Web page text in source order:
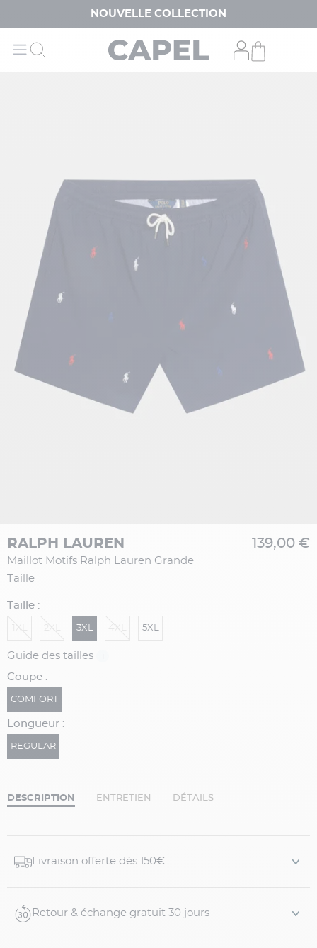
NOUVELLE COLLECTION
RALPH LAUREN
Maillot Motifs Ralph Lauren Grande
Taille
139,00 €
Taille :
3XL 5XL
Guide des tailles i
Coupe :
COMFORT
Longueur :
REGULAR
DESCRIPTION ENTRETIEN DÉTAILS
Livraison offerte dés 150€
Retour & échange gratuit 30 jours